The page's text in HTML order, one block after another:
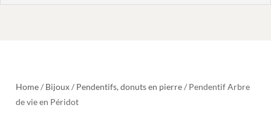
Home/ Bijoux/ Pendentifs, donuts en pierre/ Pendentif Arbre
de vie en Péridot